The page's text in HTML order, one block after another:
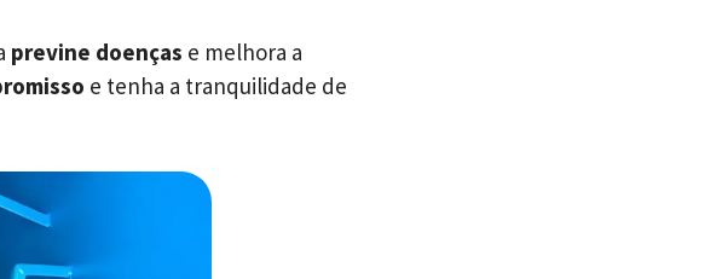
previne doenças e melhora a
e tenha a tranquilidade de